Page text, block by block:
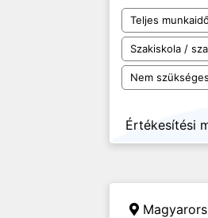
Teljes
Szakiskola /
Nem
Értékesítési